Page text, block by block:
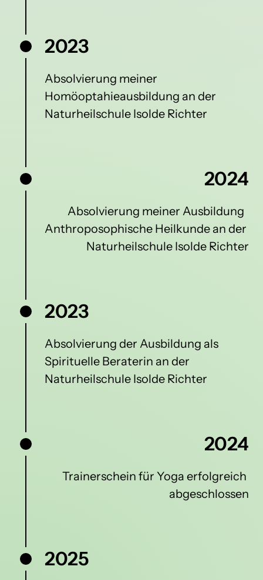
2023
Absolvierung meiner
Homöoptahieausbildung an der
Naturheilschule Isolde Richter
2024
Absolvierung meiner Ausbildung
Anthroposophische Heilkunde an der
Naturheilschule Isolde Richter
2023
Absolvierung der Ausbildung als
Spirituelle Beraterin an der
Naturheilschule Isolde Richter
2024
Trainerschein für Yoga erfolgreich
abgeschlossen
2025